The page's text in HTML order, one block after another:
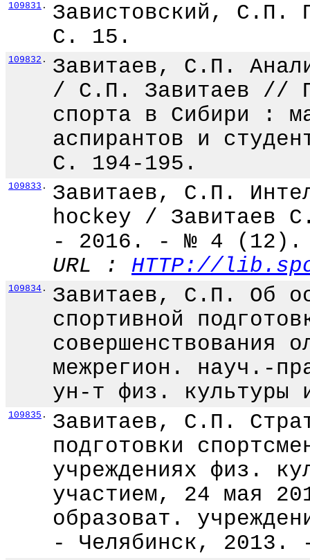
109831 .
Завистовский,
С. 15.
109832 .
Завитаев, С.П.
/ С.П. Завитаев //
спорта в Сибири :
аспирантов и
С. 194-195.
109833 .
Завитаев, С.П.
hockey / Завитаев
- 2016. - № 4
URL : HTTP://
109834 .
Завитаев, С.П. Об
спортивной
совершенствования
межрегион. науч.-
ун-т физ.
109835 .
Завитаев, С.П.
подготовки
учреждениях физ.
участием, 24 мая
образоват.
- Челябинск,